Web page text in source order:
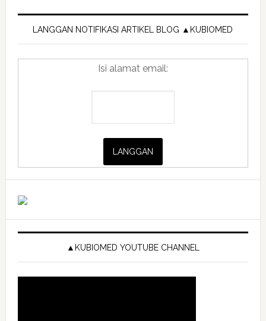
Primary
Sidebar
LANGGAN NOTIFIKASI ARTIKEL BLOG ▲KUBIOMED
Isi alamat email:
▲KUBIOMED YOUTUBE CHANNEL